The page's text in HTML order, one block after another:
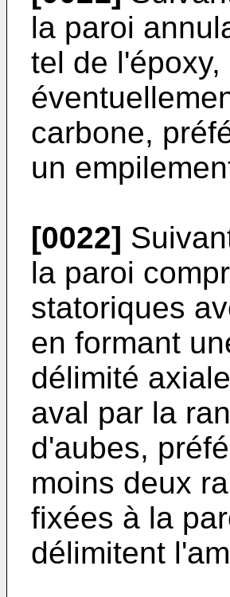
la paroi
tel de
carbone,
un
[0022]
la paroi
statoriques
en formant
délimité
aval par la
d'aubes,
moins deux
fixées à la
délimitent